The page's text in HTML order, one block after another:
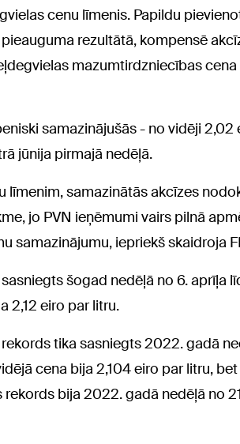
cenu līmenis. Papildu
rezultātā, kompensē
mazumtirdzniecības
samazinājušās - no vidēji 2,02
jūnija pirmajā nedēļā.
līmenim, samazinātās akcīzes
jo PVN ieņēmumi vairs pilnā
samazinājumu, iepriekš skaidroja
šogad nedēļā no 6. aprīļa
2,12 eiro par litru.
tika sasniegts 2022. gadā
cena bija 2,104 eiro par litru, bet
bija 2022. gadā nedēļā no